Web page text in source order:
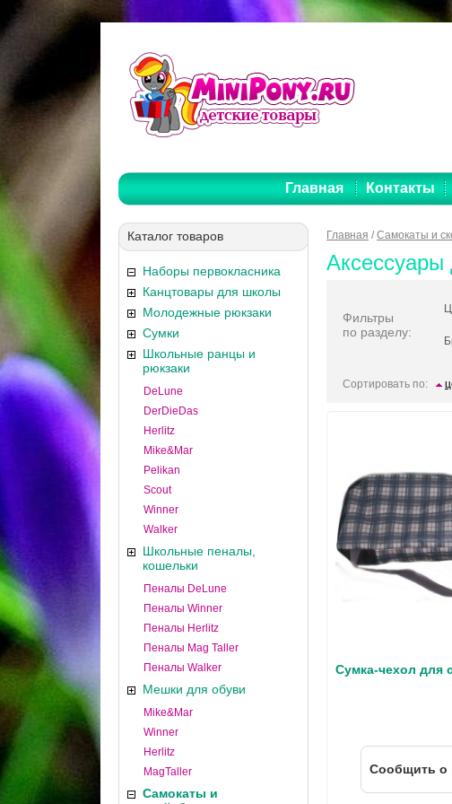
Главная Контакты
Каталог товаров
Наборы первокласника
Канцтовары для школы
Молодежные рюкзаки
Сумки
Школьные ранцы и
рюкзаки
DeLune
DerDieDas
Herlitz
Mike&Mar
Pelikan
Scout
Winner
Walker
Школьные пеналы,
кошельки
Пеналы DeLune
Пеналы Winner
Пеналы Herlitz
Пеналы Mag Taller
Пеналы Walker
Мешки для обуви
Mike&Mar
Winner
Herlitz
MagTaller
Самокаты и
Главная /Самокаты и
Аксессуары
Фильтры
по разделу:
Сортировать по:
Сумка-чехол для
Cообщить о